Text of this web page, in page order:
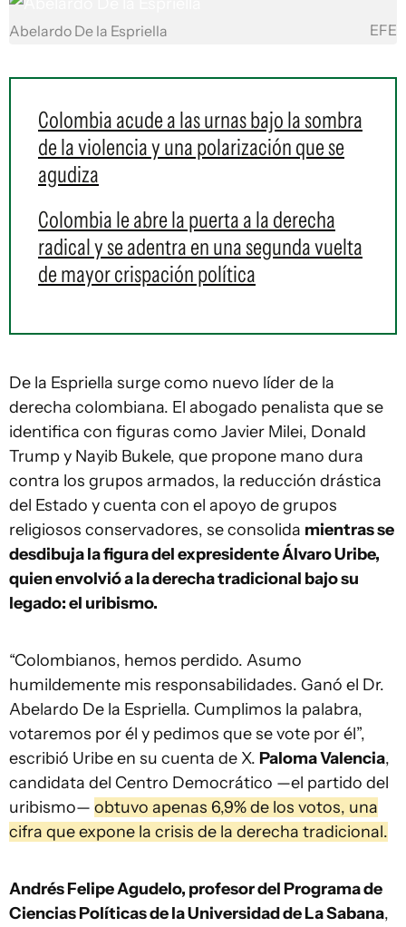
Abelardo De la Espriella EFE
Colombia acude a las urnas bajo la sombra
de la violencia y una polarización que se
agudiza
Colombia le abre la puerta a la derecha
radical y se adentra en una segunda vuelta
de mayor crispación política
De la Espriella surge como nuevo líder de la
derecha colombiana. El abogado penalista que se
identifica con figuras como Javier Milei, Donald
Trump y Nayib Bukele, que propone mano dura
contra los grupos armados, la reducción drástica
del Estado y cuenta con el apoyo de grupos
religiosos conservadores, se consolida mientras se
desdibuja la figura del expresidente Álvaro Uribe,
quien envolvió a la derecha tradicional bajo su
legado: el uribismo.
“Colombianos, hemos perdido. Asumo
humildemente mis responsabilidades. Ganó el Dr.
Abelardo De la Espriella. Cumplimos la palabra,
votaremos por él y pedimos que se vote por él”,
escribió Uribe en su cuenta de X. Paloma Valencia,
candidata del Centro Democrático —el partido del
uribismo— obtuvo apenas 6,9% de los votos, una
cifra que expone la crisis de la derecha tradicional.
Andrés Felipe Agudelo, profesor del Programa de
Ciencias Políticas de la Universidad de La Sabana,